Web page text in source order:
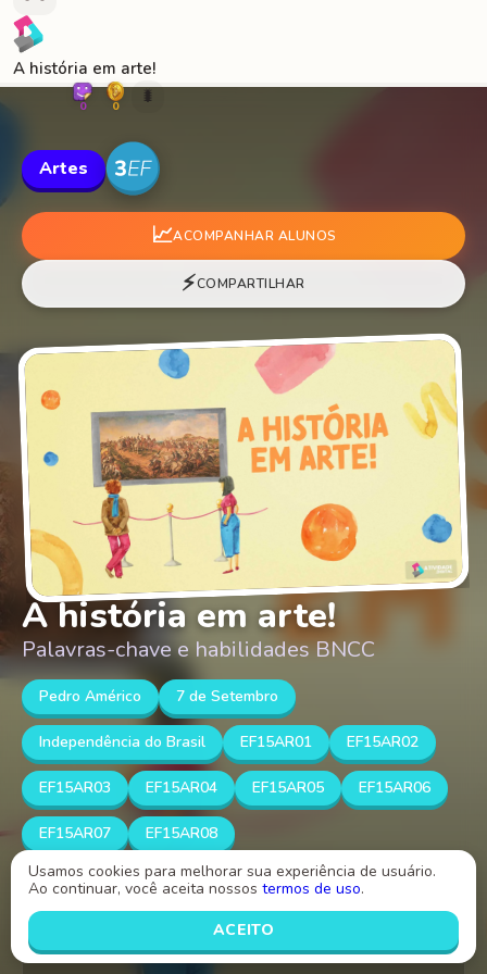
A história em arte!
0 0 🐛
Artes
📈ACOMPANHAR ALUNOS
⚡COMPARTILHAR
A história em arte!
Palavras-chave e habilidades BNCC
Pedro Américo 7 de Setembro
Independência do Brasil EF15AR01 EF15AR02
EF15AR03 EF15AR04 EF15AR05 EF15AR06
EF15AR07 EF15AR08
Independência ou morte além de ser o grito da
nossa liberdade é também o nome de uma pintura,
você sabia?
Usamos cookies para melhorar sua experiência de usuário.
Ao continuar, você aceita nossos termos de uso.
ACEITO